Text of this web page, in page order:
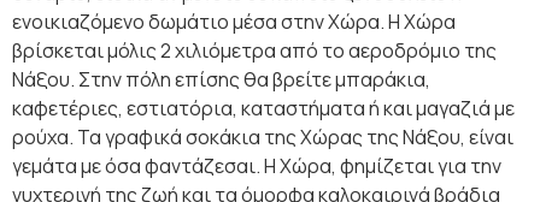
ενοικιαζόμενο δωμάτιο μέσα στην Χώρα. Η Χώρα
βρίσκεται μόλις 2 χιλιόμετρα από το αεροδρόμιο της
Νάξου. Στην πόλη επίσης θα βρείτε μπαράκια,
καφετέριες, εστιατόρια, καταστήματα ή και μαγαζιά με
ρούχα. Τα γραφικά σοκάκια της Χώρας της Νάξου, είναι
γεμάτα με όσα φαντάζεσαι. Η Χώρα, φημίζεται για την
νυχτερινή της ζωή και τα όμορφα καλοκαιρινά βράδια